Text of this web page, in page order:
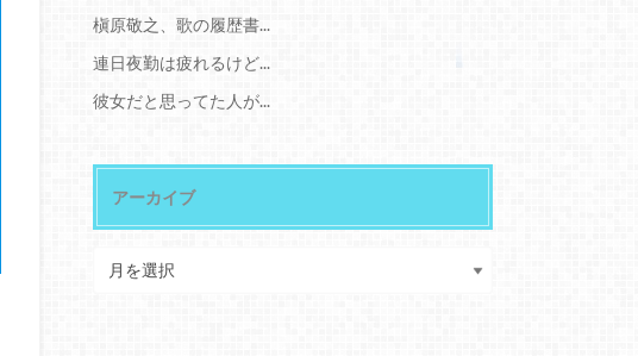
槇原敬之、歌の履歴書...
連日夜勤は疲れるけど...
彼女だと思ってた人が...
アーカイブ